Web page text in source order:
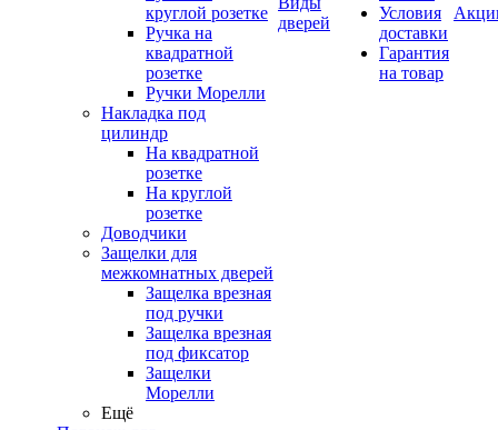
круглой розетке
Ручка на
квадратной
розетке
Ручки Морелли
Накладка под
цилиндр
На квадратной
розетке
На круглой
розетке
Доводчики
Защелки для
межкомнатных дверей
Защелка врезная
под ручки
Защелка врезная
под фиксатор
Защелки
Морелли
Ещё
дверей
Условия
доставки
Гарантия
на товар